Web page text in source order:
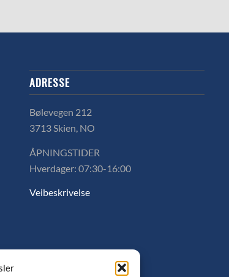
ADRESSE
Bølevegen 212
3713 Skien, NO
ÅPNINGSTIDER
Hverdager: 07:30-16:00
Veibeskrivelse